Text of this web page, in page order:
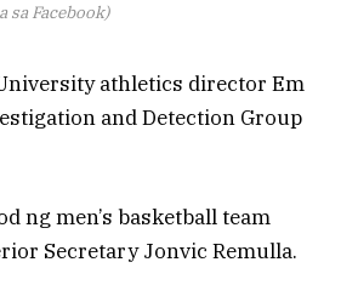
sa Facebook)
athletics director Em
and Detection Group
ng men’s basketball team
Secretary Jonvic Remulla.